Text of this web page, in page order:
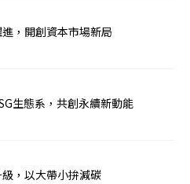
，開創資本市場新局
生態系，共創永續新動能
，以大帶小拚減碳